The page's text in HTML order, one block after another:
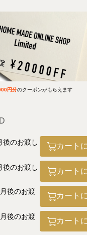
円分のクーポンがもらえます
後のお渡し カート
後のお渡し カート
後のお渡
カート
後のお渡
カート